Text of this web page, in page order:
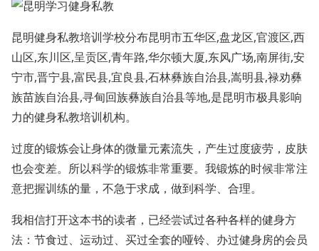
昆明健身私教培训学校分布昆明市五华区,盘龙区,官渡区,西
山区,东川区,呈贡区,青年路,华尔顿大厦,东风广场,南屏街,安
宁市,晋宁县,富民县,宜良县,石林彝族自治县,嵩明县,禄劝彝
族苗族自治县,寻甸回族彝族自治县等地,是昆明市极具影响
力的健身私教培训机构。
过度的锻炼会让身体的微量元素流失，产生过度疲劳，皮肤
也会变差。所以科学的锻炼非常重要。我锻炼的时候非常注
意把握训练的量，不急于求成，做到科学、合理。
我相信打开这本书的读者，已经尝试过各种各样的健身方
法：节食过、运动过、买过全套的哑铃、办过健身房的会员